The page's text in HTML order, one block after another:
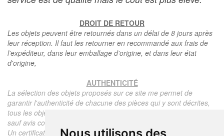
DROIT DE RETOUR
Les objets peuvent être retournés dans un délai de 8 jours après
leur réception. Il faut les retourner en recommandé aux frais de
l'expéditeur, dans leur emballage d'origine, et dans leur état
d'origine,
AUTHENTICITÉ
La sélection des objets proposés sur ce site me permet de
garantir l'authenticité de chacune des pièces qui y sont décrites,
tous les objets proposés sont garantis d'époque et authentiques,
sauf avis contraire ou restriction dans la description.
Un certificat d'authenticité de l'objet reprenant la description